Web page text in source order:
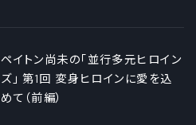
ペイトン尚未の「並行多元ヒロイン
ズ」 第1回 変身ヒロインに愛を込
めて（前編）